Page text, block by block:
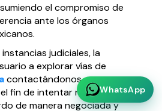
el compromiso de
ante los órganos
judiciales, la
a explorar vías de
contactándonos
fin de intentar resolver
de manera negociada y
WhatsApp